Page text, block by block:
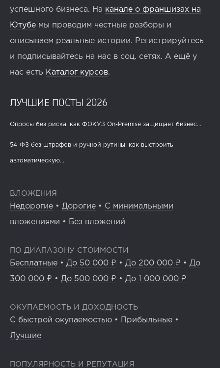
успешного бизнеса. На канале о франшизах на
Ютубе мы проводим честные разборы и
описываем реальные истории. Регистрируйтесь
и подписывайтесь на нас в соц. сетях. А ещё у
нас есть Каталог курсов.
ЛУЧШИЕ ПОСТЫ 2026
Опросы без риска: как ФОКУЗ On-Premise защищает бизнес...
54-ФЗ без штрафов и ручной рутины: как выстроить
автоматическую...
ВЛОЖЕНИЯ
Недорогие • Дорогие • С минимальными
вложениями • Без вложений
ПО ДИАПАЗОНУ СТОИМОСТИ
Бесплатные • До 50 000 ₽ • До 200 000 ₽ • До
300 000 ₽ • До 500 000 ₽ • До 1 000 000 ₽
ОКУПАЕМОСТЬ И ДОХОДНОСТЬ
С быстрой окупаемостью • Прибыльные •
Лучшие
ПОПУЛЯРНОСТЬ И РЕПУТАЦИЯ